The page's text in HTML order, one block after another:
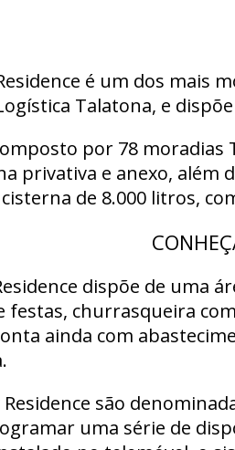
é um dos mais
Talatona, e
por 78 moradias
privativa e anexo,
de 8.000 litros,
dispõe de uma
festas, churrasqueira
ainda com
são
uma série de